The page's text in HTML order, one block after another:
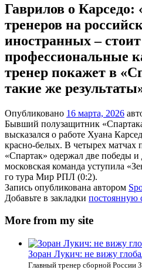
Гаврилов о Карседо:
тренеров на
иностранных –
профессиональные
тренер покажет в
такие же
Опубликовано 16 марта, 2026
Бывший полузащитник
высказался о работе Хуана
красно-белых. В четырех матчах
«Спартак» одержал две победы
московская команда уступила
го тура Мир РПЛ (0:2).
Запись опубликована автором
Добавьте в закладки постоянную
More from my site
Зоран Лукич: не вижу
Главный тренер сборной России